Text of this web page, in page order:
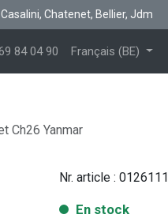
Chatenet, Bellier, Jdm
84 04 90 Français (BE)
Ch26 Yanmar
Nr. article : 0126111
En stock